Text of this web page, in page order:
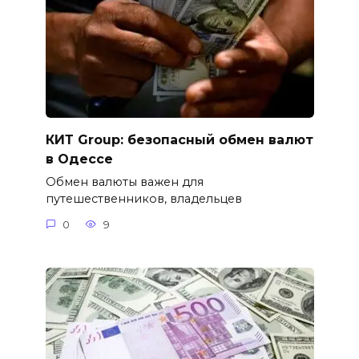
КИТ Group: безопасный обмен валют
в Одессе
Обмен валюты важен для
путешественников, владельцев
0 9